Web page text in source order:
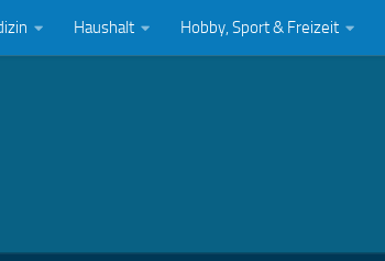
Haushalt Hobby, Sport & Freizeit